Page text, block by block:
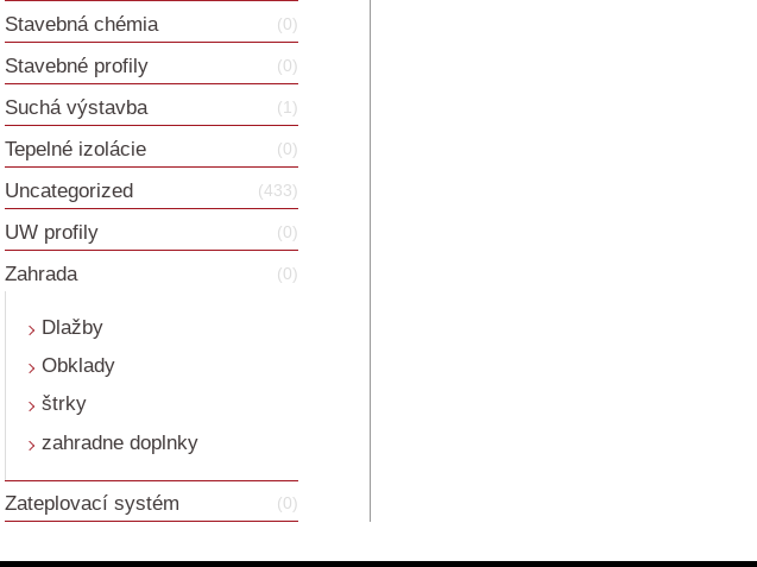
Stavebná chémia (0)
Stavebné profily (0)
Suchá výstavba (1)
Tepelné izolácie (0)
Uncategorized (433)
UW profily (0)
Zahrada (0)
Dlažby
Obklady
štrky
zahradne doplnky
Zateplovací systém (0)